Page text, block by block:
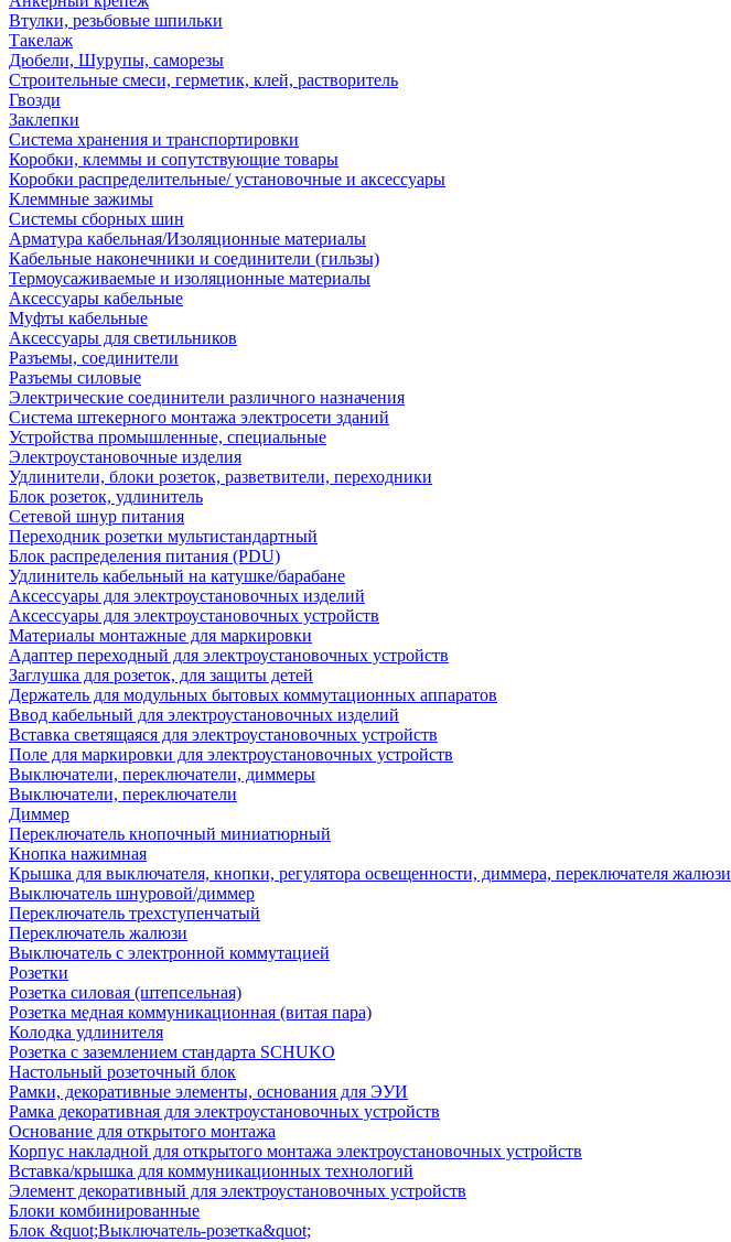
Втулки, резьбовые шпильки
Такелаж
Дюбели, Шурупы, саморезы
Строительные смеси, герметик, клей, растворитель
Гвозди
Заклепки
Система хранения и транспортировки
Коробки, клеммы и сопутствующие товары
Коробки распределительные/ установочные и аксессуары
Клеммные зажимы
Системы сборных шин
Арматура кабельная/Изоляционные материалы
Кабельные наконечники и соединители (гильзы)
Термоусаживаемые и изоляционные материалы
Аксессуары кабельные
Муфты кабельные
Аксессуары для светильников
Разъемы, соединители
Разъемы силовые
Электрические соединители различного назначения
Система штекерного монтажа электросети зданий
Устройства промышленные, специальные
Электроустановочные изделия
Удлинители, блоки розеток, разветвители, переходники
Блок розеток, удлинитель
Сетевой шнур питания
Переходник розетки мультистандартный
Блок распределения питания (PDU)
Удлинитель кабельный на катушке/барабане
Аксессуары для электроустановочных изделий
Аксессуары для электроустановочных устройств
Материалы монтажные для маркировки
Адаптер переходный для электроустановочных устройств
Заглушка для розеток, для защиты детей
Держатель для модульных бытовых коммутационных аппаратов
Ввод кабельный для электроустановочных изделий
Вставка светящаяся для электроустановочных устройств
Поле для маркировки для электроустановочных устройств
Выключатели, переключатели, диммеры
Выключатели, переключатели
Диммер
Переключатель кнопочный миниатюрный
Кнопка нажимная
Крышка для выключателя, кнопки, регулятора освещенности, диммера, переключателя жалюзи
Выключатель шнуровой/диммер
Переключатель трехступенчатый
Переключатель жалюзи
Выключатель с электронной коммутацией
Розетки
Розетка силовая (штепсельная)
Розетка медная коммуникационная (витая пара)
Колодка удлинителя
Розетка с заземлением стандарта SCHUKO
Настольный розеточный блок
Рамки, декоративные элементы, основания для ЭУИ
Рамка декоративная для электроустановочных устройств
Основание для открытого монтажа
Корпус накладной для открытого монтажа электроустановочных устройств
Вставка/крышка для коммуникационных технологий
Элемент декоративный для электроустановочных устройств
Блоки комбинированные
Блок &quot;Выключатель-розетка&quot;